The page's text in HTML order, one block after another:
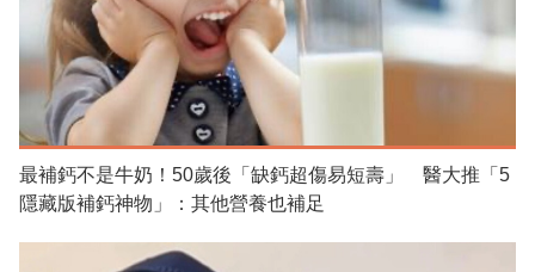
最補鈣不是牛奶！50歲後「缺鈣超傷易短壽」 醫大推「5
隱藏版補鈣神物」：其他營養也補足